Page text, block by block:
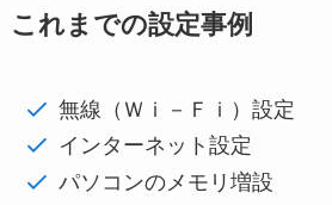
これまでの設定事例
無線（Ｗｉ－Ｆｉ）設定
インターネット設定
パソコンのメモリ増設